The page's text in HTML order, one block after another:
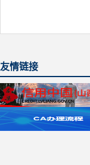
友情链接